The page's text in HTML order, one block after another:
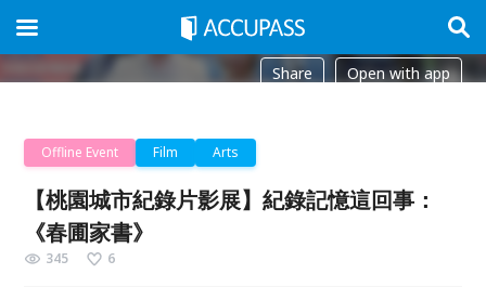
Share Open with app
Offline Event Film Arts
【桃園城市紀錄片影展】紀錄記憶這回事：
《春圃家書》
345 6